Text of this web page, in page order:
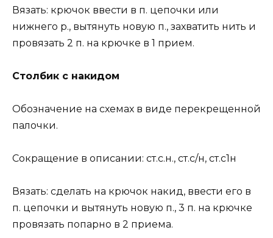
Вязать: крючок ввести в п. цепочки или
нижнего р., вытянуть новую п., захватить нить и
провязать 2 п. на крючке в 1 прием.
Столбик с накидом
Обозначение на схемах в виде перекрещенной
палочки.
Сокращение в описании: ст.с.н., ст.с/н, ст.с1н
Вязать: сделать на крючок накид, ввести его в
п. цепочки и вытянуть новую п., 3 п. на крючке
провязать попарно в 2 приема.